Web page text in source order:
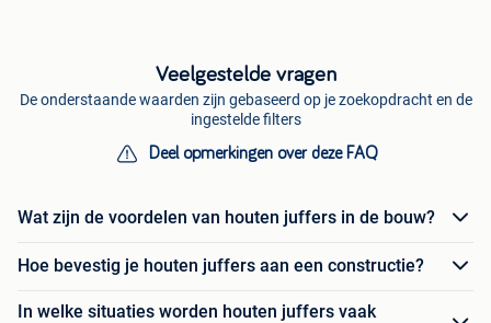
Veelgestelde vragen
De onderstaande waarden zijn gebaseerd op je zoekopdracht en de
ingestelde filters
Deel opmerkingen over deze FAQ
Wat zijn de voordelen van houten juffers in de bouw?
Hoe bevestig je houten juffers aan een constructie?
In welke situaties worden houten juffers vaak